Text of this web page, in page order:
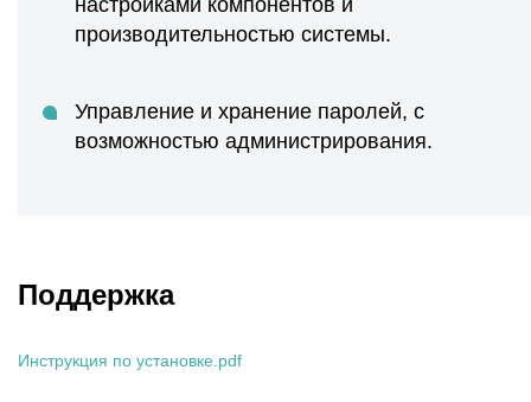
настройками компонентов и
производительностью системы.
Управление и хранение паролей, с
возможностью администрирования.
Поддержка
Инструкция по установке.pdf